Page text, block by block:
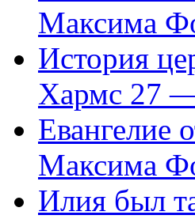
Максима
История
Хармс 27
Евангелие
Максима
Илия был